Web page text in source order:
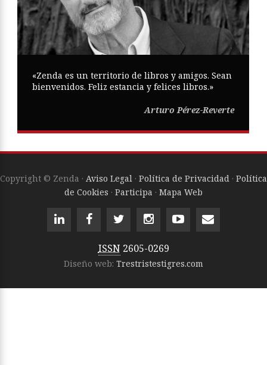
«Zenda es un territorio de libros y amigos. Sean
bienvenidos. Feliz estancia y felices libros.»
Arturo Pérez-Reverte
Copyright © Zenda · Aviso Legal · Política de Privacidad · Política
de Cookies · Participa · Mapa Web
ISSN 2605-0269
Diseño web: Trestristestigres.com